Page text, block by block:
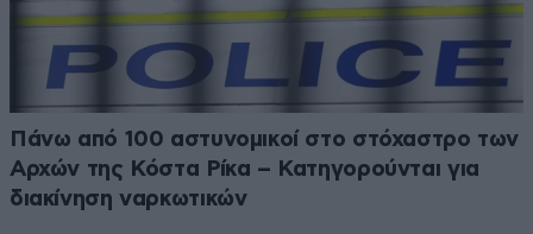
Πάνω από 100 αστυνομικοί στο στόχαστρο των
Αρχών της Κόστα Ρίκα – Κατηγορούνται για
διακίνηση ναρκωτικών